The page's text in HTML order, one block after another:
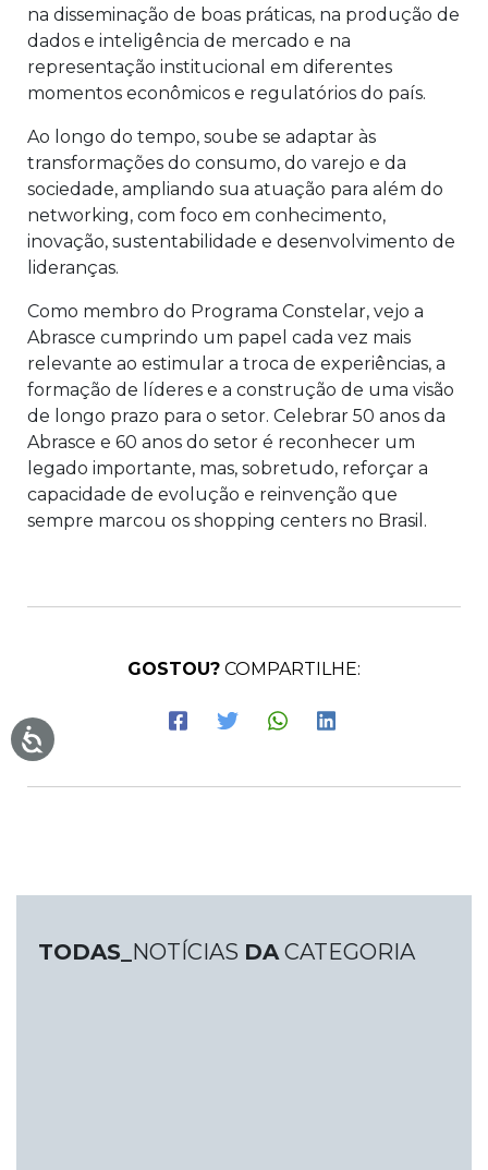
na disseminação de boas práticas, na produção de
dados e inteligência de mercado e na
representação institucional em diferentes
momentos econômicos e regulatórios do país.
Ao longo do tempo, soube se adaptar às
transformações do consumo, do varejo e da
sociedade, ampliando sua atuação para além do
networking, com foco em conhecimento,
inovação, sustentabilidade e desenvolvimento de
lideranças.
Como membro do Programa Constelar, vejo a
Abrasce cumprindo um papel cada vez mais
relevante ao estimular a troca de experiências, a
formação de líderes e a construção de uma visão
de longo prazo para o setor. Celebrar 50 anos da
Abrasce e 60 anos do setor é reconhecer um
legado importante, mas, sobretudo, reforçar a
capacidade de evolução e reinvenção que
sempre marcou os shopping centers no Brasil.
GOSTOU? COMPARTILHE:
TODAS_ NOTÍCIAS DACATEGORIA